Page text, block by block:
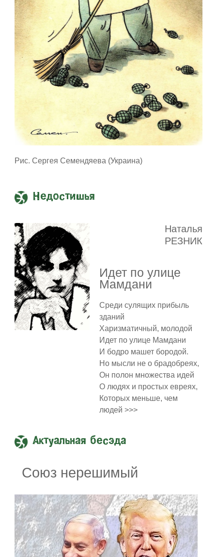
Рис. Сергея Семендяева (Украина)
Недостишья
Наталья
РЕЗНИК
Идет по улице
Мамдани
Среди сулящих прибыль
зданий
Харизматичный, молодой
Идет по улице Мамдани
И бодро машет бородой.
Но мысли не о брадобреях,
Он полон множества идей
О людях и простых евреях,
Которых меньше, чем
людей >>>
Актуальная бесэда
Союз нерешимый